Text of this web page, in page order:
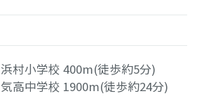
浜村小学校400m(徒歩約5分)
気高中学校 1900m(徒歩約24分)